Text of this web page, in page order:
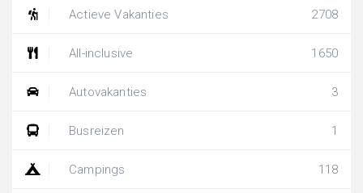
Actieve Vakanties 2708
All-inclusive 1650
Autovakanties 3
Busreizen 1
Campings 118